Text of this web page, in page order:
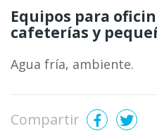
Equipos para
cafeterías y
Agua fría, ambiente.
Compartir